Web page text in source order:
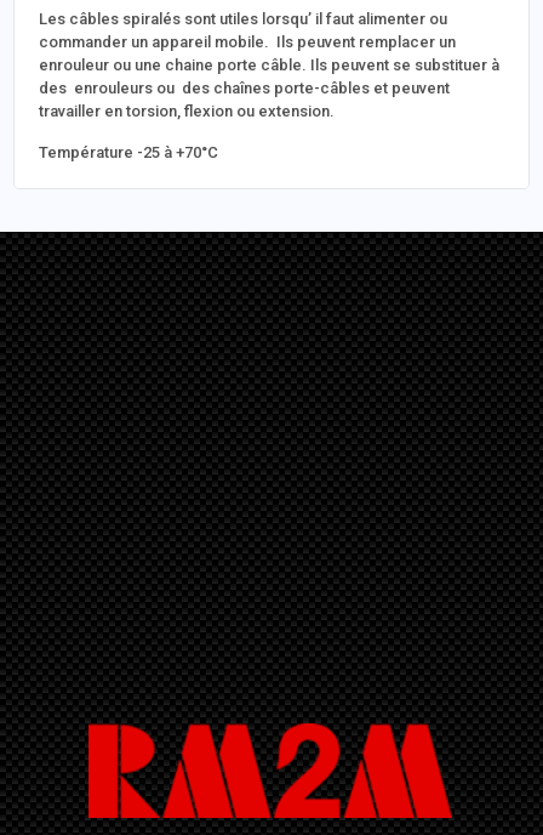
Les câbles spiralés sont utiles lorsqu’ il faut alimenter ou
commander un appareil mobile. Ils peuvent remplacer un
enrouleur ou une chaine porte câble. Ils peuvent se substituer à
des enrouleurs ou des chaînes porte-câbles et peuvent
travailler en torsion, flexion ou extension.
Température -25 à +70°C